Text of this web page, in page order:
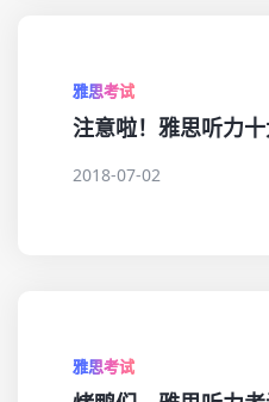
雅思考试
注意啦！雅思听力
2018-07-02
雅思考试